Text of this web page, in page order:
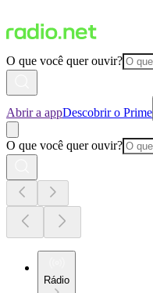
O que você quer ouvir?
Abrir a appDescobrir o Prime
O que você quer ouvir?
Rádio